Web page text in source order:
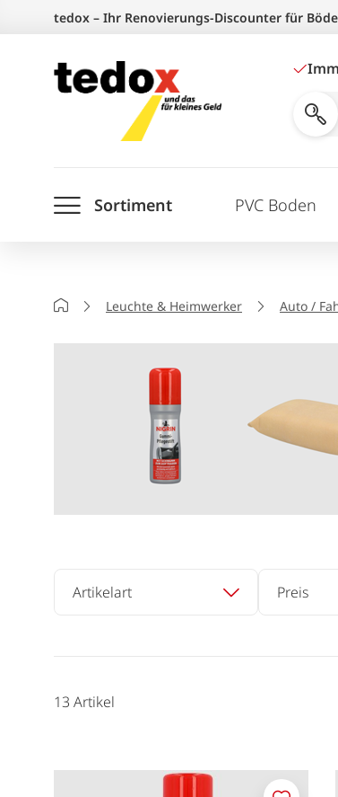
springen
tedox – Ihr Renovierungs-Discounter für
Shop
Sortiment PVC Boden
StartseiteLeuchte & Heimwerker Auto /
Artikelart Preis
13 Artikel